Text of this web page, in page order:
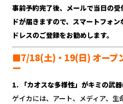
事前予約完了後、メールで当日の
ドが届きますので、スマートフォ
ドレスのご登録をお勧めします。
■7/18(土)・19(日) オープ
ー
1. 「カオスな多様性」がキミの武
ゲイカには、アート、メディア、生